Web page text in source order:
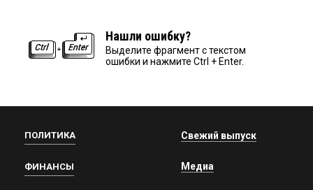
Нашли ошибку?
Выделите фрагмент с текстом
ошибки и нажмите Ctrl + Enter.
ПОЛИТИКА
ФИНАНСЫ
Свежий выпуск
Медиа